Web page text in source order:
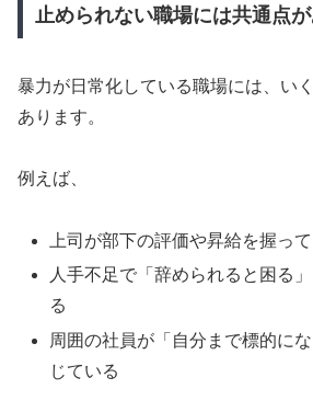
止められない職場には共通点
暴力が日常化している職場には、い
あります。
例えば、
上司が部下の評価や昇給を握っ
人手不足で「辞められると困る
る
周囲の社員が「自分まで標的に
じている